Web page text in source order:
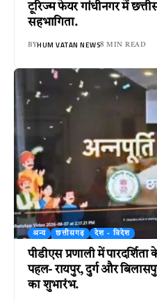
टूरिज्म फेयर गांधीनगर में
सहभागिता.
BYHUM VATAN NEWS8 MIN READ
अन्य छत्तीसगढ़ देश - विदेश
पीडीएस प्रणाली में
पहल- रायपुर, दुर्ग और बिलासपुर
का शुभारंभ.